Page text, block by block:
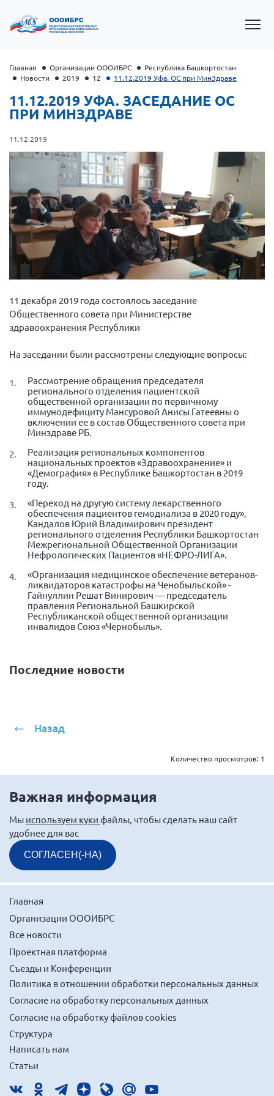
Президент Власов Я.В.
Первый вице-президент Кичигина Н. Ф.
Генеральный директор Матвиевская О.В.
Вице-президент Зрячева Н.В.
Вице-президент Шишлянников Ф.В.
Информационная служба
Отдел международных отношений
Вице-президент Валюх М.В.
Вице-президент Чернова А.В.
Вице-президент Цикорин И.В.
Вице-президент Груба Л.В.
Главный бухгалтер Жаворонкова Г.М.
Конференция ОООИБРС 2026
Конференция ОООИБРС 2025
Конференция ОООИБРС 2024
Конференция ОООИБРС 2023
Конференция ОООИБРС 2022
Конференция ОООИБРС 2021
Конференция ВСЭ 2021
Конференция ОООИБРС 2020
Документы съездов
Второй съезд
Пятый съезд
ОФ «Фонд содействия больным рассеянным
Письма и официальные ответы
Нормативно-правовые документы
Методическая литература для НКО
Исследования, аналитика, мнения
Всероссийская онлайн конференция
ОООИБРС" (25-29.08.2020)
Всероссийская конференция-тренинг
"Рассеянный склероз: новые реалии" (26-
29.05.2022)
Общероссийская РС
Алтайский край
Архангельская область
Главная Организации ОООИБРС
Республика Башкортостан
Новости
2019 12 11.12.2019 Уфа. ОС при МинЗдраве
11.12.2019 УФА. ЗАСЕДАНИЕ ОС
ПРИ МИНЗДРАВЕ
11.12.2019
11 декабря 2019 года состоялось заседание
Общественного совета при Министерстве
здравоохранения Республики
На заседании были рассмотрены следующие вопросы:
Рассмотрение обращения председателя
регионального отделения пациентской
общественной организации по первичному
иммунодефициту Мансуровой Анисы Гатеевны о
включении ее в состав Общественного совета при
Минздраве РБ.
Реализация региональных компонентов
национальных проектов «Здравоохранение» и
«Демография» в Республике Башкортостан в 2019
году.
«Переход на другую систему лекарственного
обеспечения пациентов гемодиализа в 2020 году»,
Кандалов Юрий Владимирович президент
регионального отделения Республики Башкортостан
Межрегиональной Общественной Организации
Нефрологических Пациентов «НЕФРО-ЛИГА».
«Организация медицинское обеспечение ветеранов-
ликвидаторов катастрофы на Ченобыльской» -
Гайнуллин Решат Винирович — председатель
правления Региональной Башкирской
Республиканской общественной организации
инвалидов Союз «Чернобыль».
Последние новости
Назад
Количество просмотров: 1
Важная информация
Мы используем куки файлы, чтобы сделать наш сайт
удобнее для вас
СОГЛАСЕН(-НА)
Главная
Организации ОООИБРС
Все новости
Проектная платформа
Съезды и Конференции
Политика в отношении обработки персональных данных
Согласие на обработку персональных данных
Согласие на обработку файлов cookies
Структура
Написать нам
Статьи